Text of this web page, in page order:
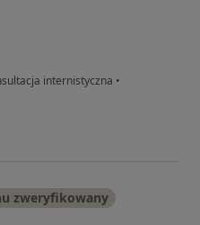
internistyczna •
zweryfikowany